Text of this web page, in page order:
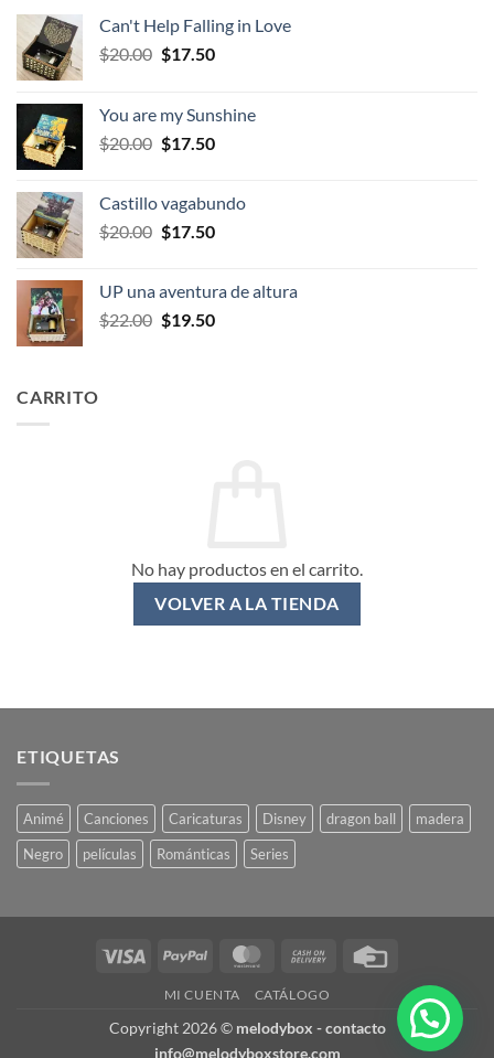
Can't Help Falling in Love
$20.00 El
era:
$20.00.
$17.50El
es:
$17.50.
You are my Sunshine
$20.00 El
era:
$20.00.
$17.50El
es:
$17.50.
Castillo vagabundo
$20.00 El
era:
$20.00.
$17.50El
es:
$17.50.
UP una aventura de altura
$22.00 El
$19.50El
CARRITO
No hay productos en el carrito.
VOLVER A LA TIENDA
ETIQUETAS
Animé Canciones Caricaturas Disney dragon ball
madera
Negro
películas Románticas Series
Visa PayPal MasterCardCash
MI CUENTA CATÁLOGO
Copyright 2026 © melodybox - contacto
info@melodyboxstore.com